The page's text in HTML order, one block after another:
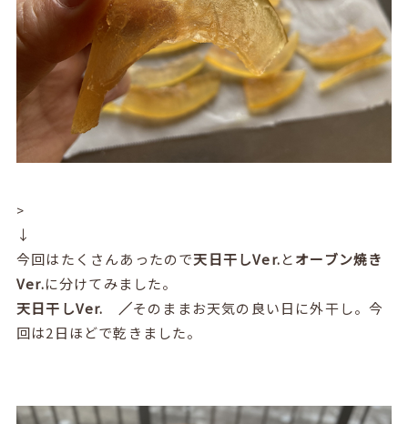
>
↓
今回はたくさんあったので天日干しVer.とオーブン焼き
Ver.に分けてみました。
天日干しVer. ／そのままお天気の良い日に外干し。今
回は2日ほどで乾きました。